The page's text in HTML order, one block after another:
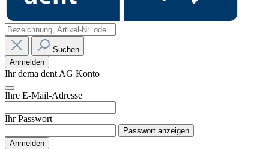
Suchen
Anmelden
Ihr dema dent AG Konto
Ihre E-Mail-Adresse
Ihr Passwort
Passwort anzeigen
Anmelden